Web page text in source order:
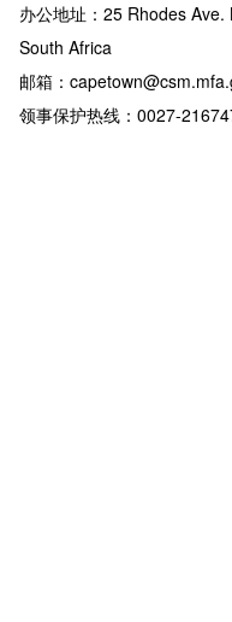
办公地址：25 Rhodes
South Africa
邮箱：
领事保护热线：0027-